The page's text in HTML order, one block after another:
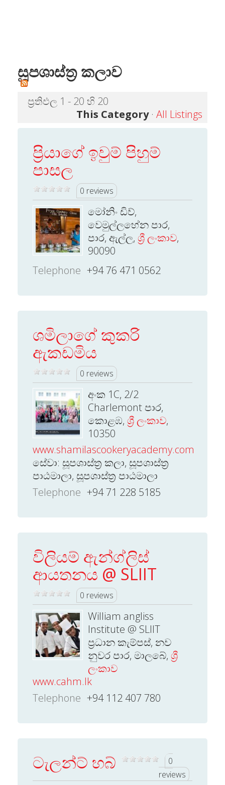
සූපශාස්ත්‍ර කලාව
ප්‍රතිඵල 1 - 20 හි 20
This Category· All Listings
ප්‍රියාගේ ඉවුම් පිහුම්
පාසල
0 reviews
මෝනිං ඩිව්,
වෙමුල්ලහේන පාර,
පාර, ඇල්ල, ශ්‍රී ලංකාව,
90090
Telephone +94 76 471 0562
ශමිලාගේ කුකරි
ඇකඩමිය
0 reviews
අංක 1C, 2/2
Charlemont පාර,
කොළඹ, ශ්‍රී ලංකාව,
10350
www.shamilascookeryacademy.com
සේවා: සූපශාස්ත්‍ර කලා, සූපශාස්ත්‍ර
පාඨමාලා, සූපශාස්ත්‍ර පාඨමාලා
Telephone +94 71 228 5185
විලියම් ඇන්ග්ලිස්
ආයතනය @ SLIIT
0 reviews
William angliss
Institute @ SLIIT
ප්‍රධාන කැම්පස්, නව
නුවර පාර, මාලබේ, ශ්‍රී
ලංකාව
www.cahm.lk
Telephone +94 112 407 780
ටැලන්ට් හබ්
0
reviews